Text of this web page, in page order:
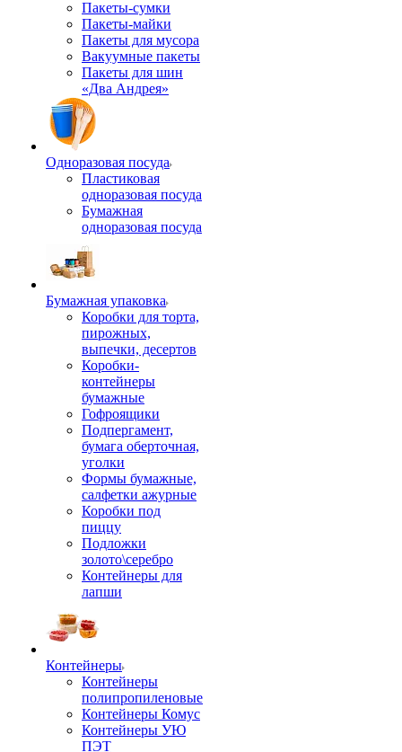
Пакеты-сумки
Пакеты-майки
Пакеты для мусора
Вакуумные пакеты
Пакеты для шин
«Два Андрея»
Одноразовая посуда
Пластиковая
одноразовая посуда
Бумажная
одноразовая посуда
Бумажная упаковка
Коробки для торта,
пирожных,
выпечки, десертов
Коробки-
контейнеры
бумажные
Гофроящики
Подпергамент,
бумага оберточная,
уголки
Формы бумажные,
салфетки ажурные
Коробки под
пиццу
Подложки
золото\серебро
Контейнеры для
лапши
Контейнеры
Контейнеры
полипропиленовые
Контейнеры Комус
Контейнеры УЮ
ПЭТ